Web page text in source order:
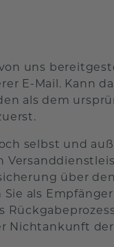
uns
E-Mail. Kann
als dem
selbst und
über
als
Nichtankunft